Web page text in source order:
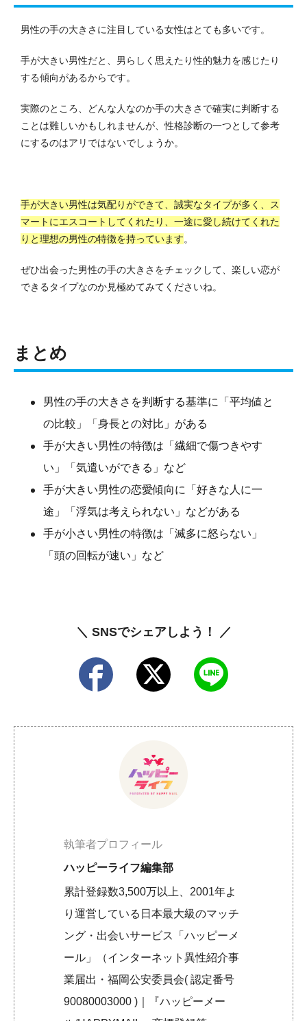
男性の手の大きさに注目している女性はとても多いです。
手が大きい男性だと、男らしく思えたり性的魅力を感じたり
する傾向があるからです。
実際のところ、どんな人なのか手の大きさで確実に判断する
ことは難しいかもしれませんが、性格診断の一つとして参考
にするのはアリではないでしょうか。
手が大きい男性は気配りができて、誠実なタイプが多く、ス
マートにエスコートしてくれたり、一途に愛し続けてくれた
りと理想の男性の特徴を持っています。
ぜひ出会った男性の手の大きさをチェックして、楽しい恋が
できるタイプなのか見極めてみてくださいね。
まとめ
男性の手の大きさを判断する基準に「平均値と
の比較」「身長との対比」がある
手が大きい男性の特徴は「繊細で傷つきやす
い」「気遣いができる」など
手が大きい男性の恋愛傾向に「好きな人に一
途」「浮気は考えられない」などがある
手が小さい男性の特徴は「滅多に怒らない」
「頭の回転が速い」など
＼ SNSでシェアしよう！ ／
執筆者プロフィール
ハッピーライフ編集部
累計登録数3,500万以上、2001年よ
り運営している日本最大級のマッチ
ング・出会いサービス「ハッピーメ
ール」（インターネット異性紹介事
業届出・福岡公安委員会( 認定番号
90080003000 )｜『ハッピーメー